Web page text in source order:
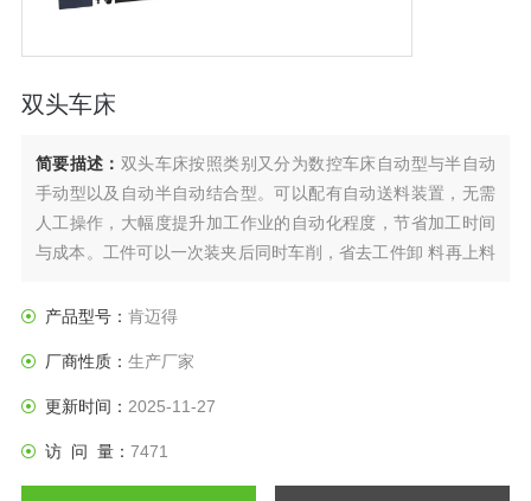
双头车床
简要描述： 双头车床按照类别又分为数控车床自动型与半自动
手动型以及自动半自动结合型。可以配有自动送料装置，无需
人工操作，大幅度提升加工作业的自动化程度，节省加工时间
与成本。工件可以一次装夹后同时车削，省去工件卸 料再上料
产品型号： 肯迈得
厂商性质： 生产厂家
更新时间： 2025-11-27
访 问 量： 7471